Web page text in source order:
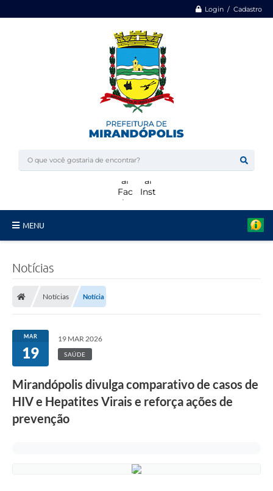
Login / Cadastro
MENU
Licitações
Concursos
Previdência Complementar
Diário Oficial
Notícias
Notícias Notícia
MAR
19
19 MAR 2026
SAÚDE
Mirandópolis divulga comparativo de casos de
HIV e Hepatites Virais e reforça ações de
prevenção